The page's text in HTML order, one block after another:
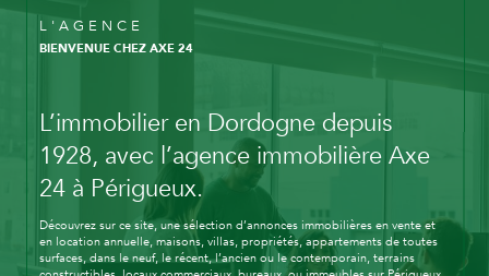
L'AGENCE
BIENVENUE CHEZ AXE 24
L’immobilier en Dordogne depuis
1928, avec l’agence immobilière Axe
24 à Périgueux.
Découvrez sur ce site, une sélection d’annonces immobilières en vente et
en location annuelle, maisons, villas, propriétés, appartements de toutes
surfaces, dans le neuf, le récent, l’ancien ou le contemporain, terrains